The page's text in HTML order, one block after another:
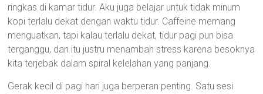
ringkas di kamar tidur. Aku juga belajar untuk tidak minum
kopi terlalu dekat dengan waktu tidur. Caffeine memang
menguatkan, tapi kalau terlalu dekat, tidur pagi pun bisa
terganggu, dan itu justru menambah stress karena besoknya
kita terjebak dalam spiral kelelahan yang panjang.
Gerak kecil di pagi hari juga berperan penting. Satu sesi